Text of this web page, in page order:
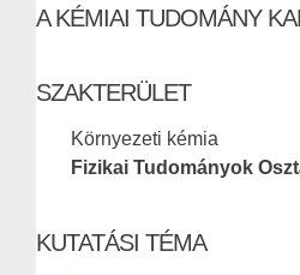
A KÉMIAI TUDOMÁNY
SZAKTERÜLET
Környezeti kémia
Fizikai Tudományok
KUTATÁSI TÉMA